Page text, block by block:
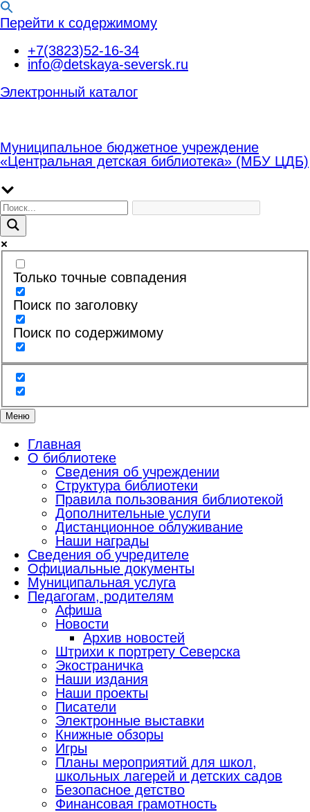
Перейти к содержимому
+7(3823)52-16-34
info@detskaya-seversk.ru
Электронный каталог
Муниципальное бюджетное учреждение
«Центральная детская библиотека» (МБУ ЦДБ)
Только точные совпадения
Поиск по заголовку
Поиск по содержимому
Меню
Главная
О библиотеке
Сведения об учреждении
Структура библиотеки
Правила пользования библиотекой
Дополнительные услуги
Дистанционное облуживание
Наши награды
Сведения об учредителе
Официальные документы
Муниципальная услуга
Педагогам, родителям
Афиша
Новости
Архив новостей
Штрихи к портрету Северска
Экостраничка
Наши издания
Наши проекты
Писатели
Электронные выставки
Книжные обзоры
Игры
Планы мероприятий для школ,
школьных лагерей и детских садов
Безопасное детство
Финансовая грамотность